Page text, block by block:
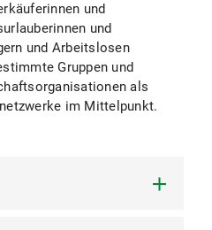
und
und
und Arbeitslosen
Gruppen und
als
im Mittelpunkt.